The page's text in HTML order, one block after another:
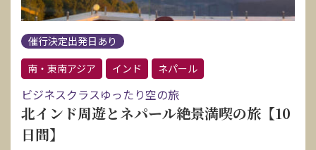
催行決定出発日あり
南・東南アジア
インド ネパール
ビジネスクラスゆったり空の旅
北インド周遊とネパール絶景満喫の旅【10
日間】